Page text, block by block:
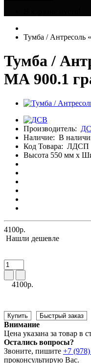
Тумба /
Тумба /
МА 900.1
Производитель:
Наличие: В
Код Товара: ЛДСП
Высота 550 мм x
4100р.
Нашли дешевле
4100р.
Купить Быстрый заказ
Внимание
Цена указана за товар в
Остались вопросы?
Звоните, пишите +7
проконсультирую Вас.